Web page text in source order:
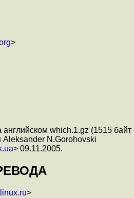
>
which.1.gz (1515 байт
N.Gorohovski
> 09.11.2005.
>